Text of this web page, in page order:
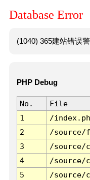
Database Error
(1040) 365建站错误
PHP Debug
No. File
1
/
2
/source/
3
/source/
4
/source/
5
/source/